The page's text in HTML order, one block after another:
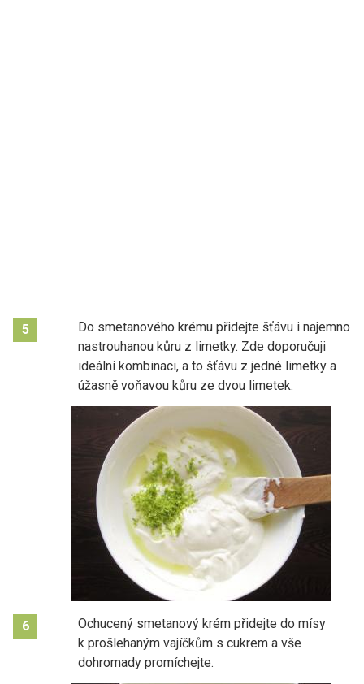
5
Do smetanového krému přidejte šťávu i najemno
nastrouhanou kůru z limetky. Zde doporučuji
ideální kombinaci, a to šťávu z jedné limetky a
úžasně voňavou kůru ze dvou limetek.
6
Ochucený smetanový krém přidejte do mísy
k prošlehaným vajíčkům s cukrem a vše
dohromady promíchejte.